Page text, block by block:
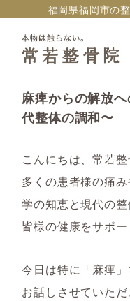
福岡県福岡市の
麻痺からの解放
代整体の調和〜
こんにちは、常若
多くの患者様の痛
学の知恵と現代の整
皆様の健康をサポー
今日は特に「麻痺
お話しさせていただ